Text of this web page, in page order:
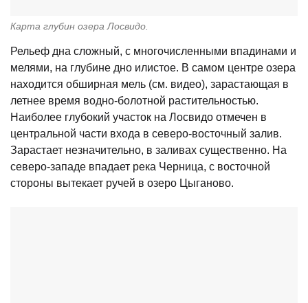
Карта глубин озера Лосвидо.
Рельеф дна сложный, с многочисленными впадинами и
мелями, на глубине дно илистое. В самом центре озера
находится обширная мель (см. видео), зарастающая в
летнее время водно-болотной растительностью.
Наиболее глубокий участок на Лосвидо отмечен в
центральной части входа в северо-восточный залив.
Зарастает незначительно, в заливах существенно. На
северо-западе впадает река Черница, с восточной
стороны вытекает ручей в озеро Цыганово.